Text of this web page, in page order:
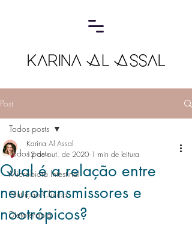
Post
Todos posts
Microbiota Intestinal
Nutrição Clínica
Dietoterapia
Todos posts
Qual é a relação entre
neurotransmissores e
nootrópicos?
Karina Al Assal
12 de out. de 2020 1 min de leitura